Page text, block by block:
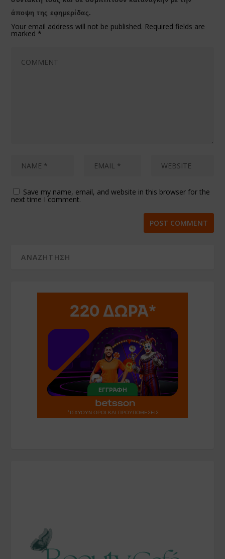
άποψη της εφημερίδας.
Your email address will not be published. Required fields are
marked *
Save my name, email, and website in this browser for the
next time I comment.